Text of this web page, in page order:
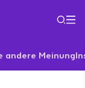
andere Meinung